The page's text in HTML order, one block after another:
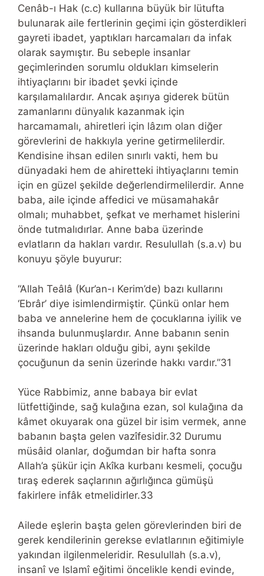
Cenâb-ı Hak (c.c) kullarına büyük bir lütufta
bulunarak aile fertlerinin geçimi için gösterdikleri
gayreti ibadet, yaptıkları harcamaları da infak
olarak saymıştır. Bu sebeple insanlar
geçimlerinden sorumlu oldukları kimselerin
ihtiyaçlarını bir ibadet şevki içinde
karşılamalılardır. Ancak aşırıya giderek bütün
zamanlarını dünyalık kazanmak için
harcamamalı, ahiretleri için lâzım olan diğer
görevlerini de hakkıyla yerine getirmelilerdir.
Kendisine ihsan edilen sınırlı vakti, hem bu
dünyadaki hem de ahiretteki ihtiyaçlarını temin
için en güzel şekilde değerlendirmelilerdir. Anne
baba, aile içinde affedici ve müsamahakâr
olmalı; muhabbet, şefkat ve merhamet hislerini
önde tutmalıdırlar. Anne baba üzerinde
evlatların da hakları vardır. Resulullah (s.a.v) bu
konuyu şöyle buyurur:
“Allah Teâlâ (Kur’an-ı Kerim’de) bazı kullarını
‘Ebrâr’ diye isimlendirmiştir. Çünkü onlar hem
baba ve annelerine hem de çocuklarına iyilik ve
ihsanda bulunmuşlardır. Anne babanın senin
üzerinde hakları olduğu gibi, aynı şekilde
çocuğunun da senin üzerinde hakkı vardır.”31
Yüce Rabbimiz, anne babaya bir evlat
lütfettiğinde, sağ kulağına ezan, sol kulağına da
kâmet okuyarak ona güzel bir isim vermek, anne
babanın başta gelen vazîfesidir.32 Durumu
müsâid olanlar, doğumdan bir hafta sonra
Allah’a şükür için Akîka kurbanı kesmeli, çocuğu
tıraş ederek saçlarının ağırlığınca gümüşü
fakirlere infâk etmelidirler.33
Ailede eşlerin başta gelen görevlerinden biri de
gerek kendilerinin gerekse evlatlarının eğitimiyle
yakından ilgilenmeleridir. Resulullah (s.a.v),
insanî ve Islamî eğitimi öncelikle kendi evinde,